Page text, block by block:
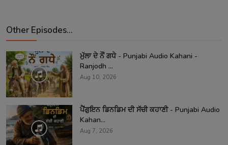
Other Episodes...
ਮੁੱਲਾ ਦੇ ਨੌਂ ਗਧੇ - Punjabi Audio Kahani -
Ranjodh ...
Aug 10, 2026
ਪੈਂਗੁਇਨ ਡਿਨਡਿਮ ਦੀ ਸੱਚੀ ਕਹਾਣੀ - Punjabi Audio
Kahan...
Aug 7, 2026